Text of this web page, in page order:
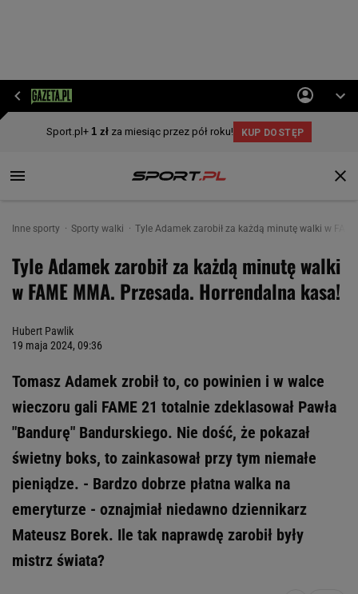
Inne sporty Sporty walki Tyle Adamek zarobił za każdą minutę walki w
Tyle Adamek zarobił za każdą minutę walki
w FAME MMA. Przesada. Horrendalna kasa!
Hubert Pawlik
19 maja 2024, 09:36
Tomasz Adamek zrobił to, co powinien i w walce
wieczoru gali FAME 21 totalnie zdeklasował Pawła
"Bandurę" Bandurskiego. Nie dość, że pokazał
świetny boks, to zainkasował przy tym niemałe
pieniądze. - Bardzo dobrze płatna walka na
emeryturze - oznajmiał niedawno dziennikarz
Mateusz Borek. Ile tak naprawdę zarobił były
mistrz świata?